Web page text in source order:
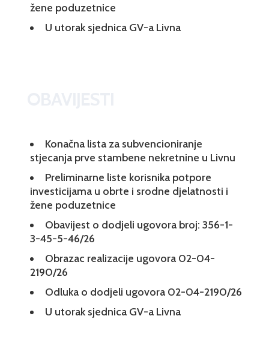
žene poduzetnice
U utorak sjednica GV-a Livna
Konačna lista za subvencioniranje
stjecanja prve stambene nekretnine u Livnu
Preliminarne liste korisnika potpore
investicijama u obrte i srodne djelatnosti i
žene poduzetnice
Obavijest o dodjeli ugovora broj: 356-1-
3-45-5-46/26
Obrazac realizacije ugovora 02-04-
2190/26
Odluka o dodjeli ugovora 02-04-2190/26
U utorak sjednica GV-a Livna